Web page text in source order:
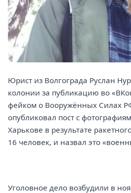
Юрист из Волгограда Руслан
колонии за публикацию во
фейком о Вооружённых Силах
опубликовал пост с
Харькове в результате
16 человек, и назвал это
Уголовное дело возбудили в